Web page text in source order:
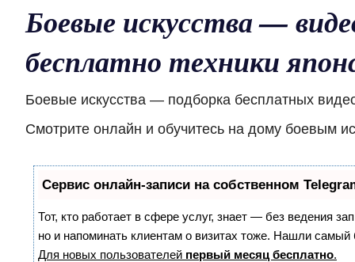
Боевые искусства —
бесплатно техники
Боевые искусства — подборка бесплатных
Смотрите онлайн и обучитесь на дому боевым
Сервис онлайн-записи на собственном
Тот, кто работает в сфере услуг, знает — без ведения
но и напоминать клиентам о визитах тоже. Нашли
Для новых пользователей первый месяц бесплатно.